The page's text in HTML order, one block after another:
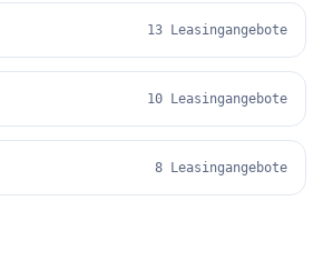
13 Leasingangebote
10 Leasingangebote
8 Leasingangebote